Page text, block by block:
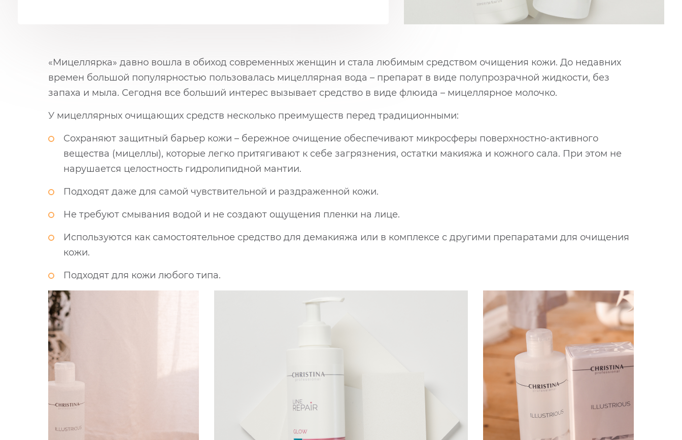
«Мицеллярка» давно вошла в обиход современных женщин и стала любимым средством очищения кожи. До недавних
времен большой популярностью пользовалась мицеллярная вода – препарат в виде полупрозрачной жидкости, без
запаха и мыла. Сегодня все больший интерес вызывает средство в виде флюида – мицеллярное молочко.
У мицеллярных очищающих средств несколько преимуществ перед традиционными:
Сохраняют защитный барьер кожи – бережное очищение обеспечивают микросферы поверхностно-активного
вещества (мицеллы), которые легко притягивают к себе загрязнения, остатки макияжа и кожного сала. При этом не
нарушается целостность гидролипидной мантии.
Подходят даже для самой чувствительной и раздраженной кожи.
Не требуют смывания водой и не создают ощущения пленки на лице.
Используются как самостоятельное средство для демакияжа или в комплексе с другими препаратами для очищения
кожи.
Подходят для кожи любого типа.